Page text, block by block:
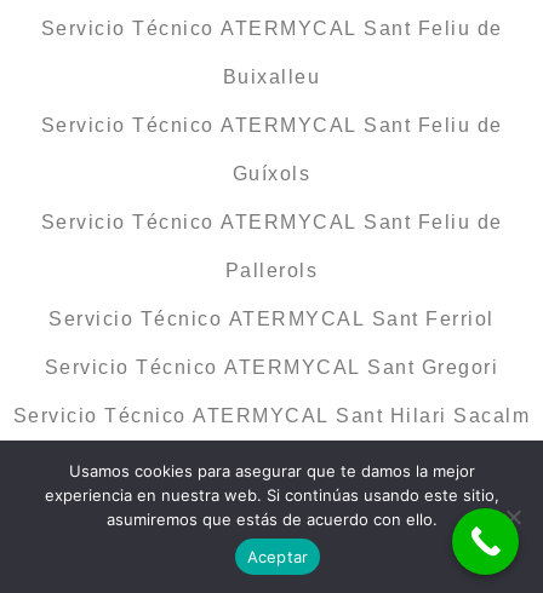
Servicio Técnico ATERMYCAL Sant Feliu de
Buixalleu
Servicio Técnico ATERMYCAL Sant Feliu de
Guíxols
Servicio Técnico ATERMYCAL Sant Feliu de
Pallerols
Servicio Técnico ATERMYCAL Sant Ferriol
Servicio Técnico ATERMYCAL Sant Gregori
Servicio Técnico ATERMYCAL Sant Hilari Sacalm
Servicio Técnico ATERMYCAL Sant Jaume de
Llierca
Servicio Técnico ATERMYCAL Sant Joan de les
Usamos cookies para asegurar que te damos la mejor
experiencia en nuestra web. Si continúas usando este sitio,
asumiremos que estás de acuerdo con ello.
Aceptar